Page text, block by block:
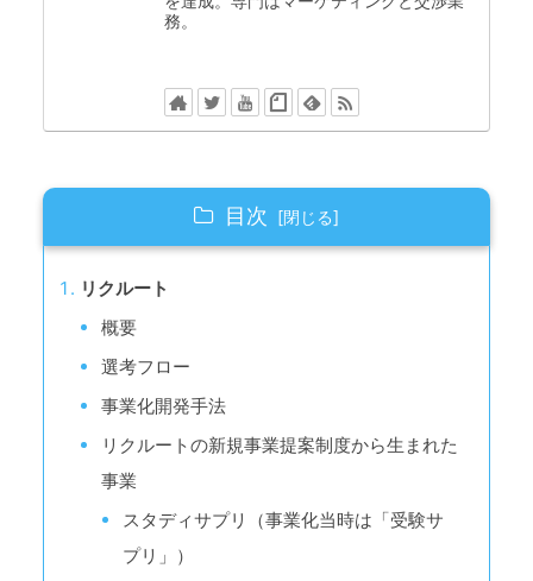
務。
目次
リクルート
概要
選考フロー
事業化開発手法
リクルートの新規事業提案制度から生まれた
事業
スタディサプリ（事業化当時は「受験サ
プリ」）